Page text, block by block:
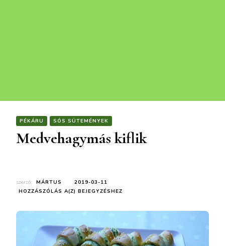
PÉKÁRU SÓS SÜTEMÉNYEK
Medvehagymás kiflik
szerző: MÁRTUS
2019-03-11
HOZZÁSZÓLÁS A(Z) MEDVEHAGYMÁS
BEJEGYZÉSHEZ